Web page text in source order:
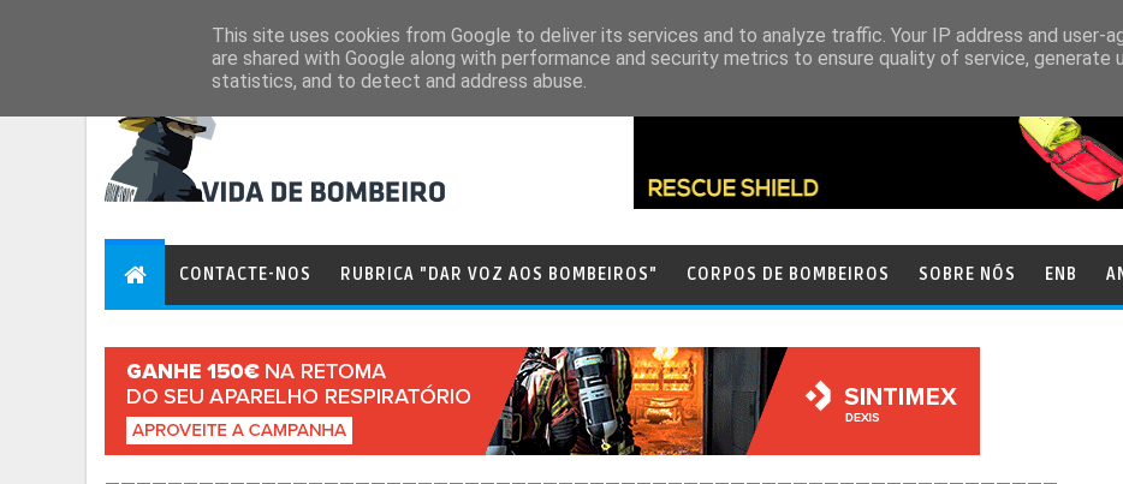
CONTACTE-NOS RUBRICA "DAR VOZ AOS BOMBEIROS" CORPOS DE BOMBEIROS SOBRE NÓS ENB
This site uses cookies from Google to deliver its services and to analyze traffic. Your IP address and user-
are shared with Google along with performance and security metrics to ensure quality of service, generate
statistics, and to detect and address abuse.